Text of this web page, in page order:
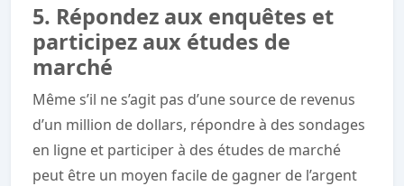
5. Répondez aux enquêtes et
participez aux études de
marché
Même s’il ne s’agit pas d’une source de revenus
d’un million de dollars, répondre à des sondages
en ligne et participer à des études de marché
peut être un moyen facile de gagner de l’argent